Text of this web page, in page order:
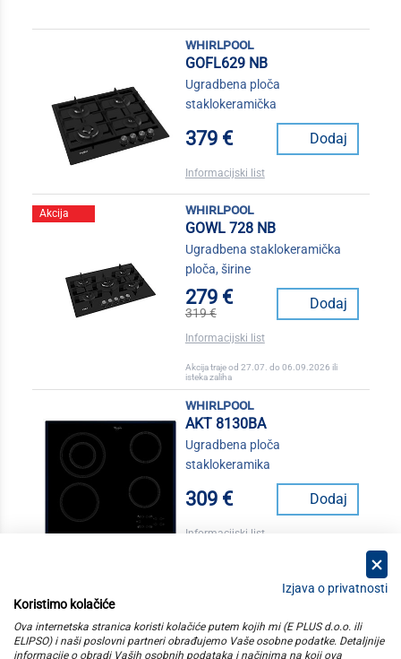
whirlpool
GOFL629 NB
Ugradbena ploča
staklokeramička
379 € Dodaj
Informacijski list
Akcija
whirlpool
GOWL 728 NB
Ugradbena staklokeramička
ploča, širine
279 €
319 €
Dodaj
Informacijski list
Akcija traje od 27.07. do 06.09.2026 ili
isteka zaliha
whirlpool
AKT 8130BA
Ugradbena ploča
staklokeramika
309 € Dodaj
Informacijski list
kategorije
Izjava o privatnosti
Koristimo kolačiće
Ova internetska stranica koristi kolačiće putem kojih mi (E PLUS d.o.o. ili
ELIPSO) i naši poslovni partneri obrađujemo Vaše osobne podatke. Detaljnije
informacije o obradi Vaših osobnih podataka i načinima na koji ova